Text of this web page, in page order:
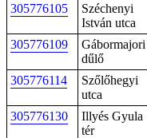
305776105
Széchenyi
István utca
305776109
Gábormajori
dűlő
305776114
Szőlőhegyi
utca
305776130
Illyés Gyula
tér